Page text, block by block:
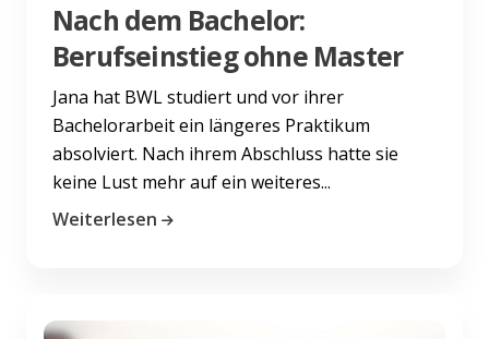
Nach dem Bachelor:
Berufseinstieg ohne Master
Jana hat BWL studiert und vor ihrer
Bachelorarbeit ein längeres Praktikum
absolviert. Nach ihrem Abschluss hatte sie
keine Lust mehr auf ein weiteres...
Weiterlesen